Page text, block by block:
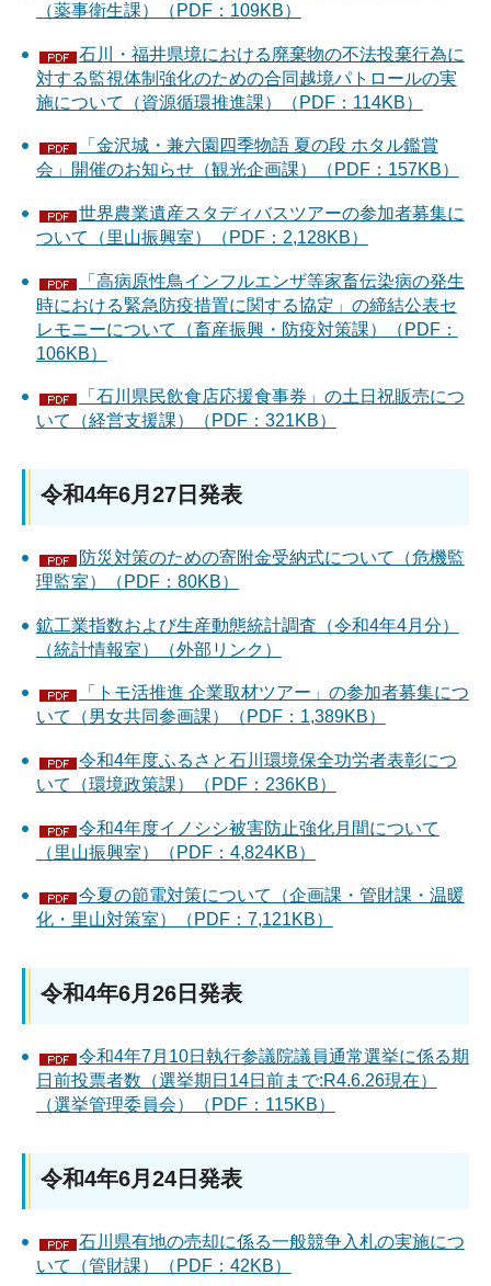
（薬事衛生課）（PDF：109KB）
石川・福井県境における廃棄物の不法投棄行為に
対する監視体制強化のための合同越境パトロールの実
施について（資源循環推進課）（PDF：114KB）
「金沢城・兼六園四季物語 夏の段 ホタル鑑賞
会」開催のお知らせ（観光企画課）（PDF：157KB）
世界農業遺産スタディバスツアーの参加者募集に
ついて（里山振興室）（PDF：2,128KB）
「高病原性鳥インフルエンザ等家畜伝染病の発生
時における緊急防疫措置に関する協定」の締結公表セ
レモニーについて（畜産振興・防疫対策課）（PDF：
106KB）
「石川県民飲食店応援食事券」の土日祝販売につ
いて（経営支援課）（PDF：321KB）
令和4年6月27日発表
防災対策のための寄附金受納式について（危機監
理監室）（PDF：80KB）
鉱工業指数および生産動態統計調査（令和4年4月分）
（統計情報室）（外部リンク）
「トモ活推進 企業取材ツアー」の参加者募集につ
いて（男女共同参画課）（PDF：1,389KB）
令和4年度ふるさと石川環境保全功労者表彰につ
いて（環境政策課）（PDF：236KB）
令和4年度イノシシ被害防止強化月間について
（里山振興室）（PDF：4,824KB）
今夏の節電対策について（企画課・管財課・温暖
化・里山対策室）（PDF：7,121KB）
令和4年6月26日発表
令和4年7月10日執行参議院議員通常選挙に係る期
日前投票者数（選挙期日14日前まで:R4.6.26現在）
（選挙管理委員会）（PDF：115KB）
令和4年6月24日発表
石川県有地の売却に係る一般競争入札の実施につ
いて（管財課）（PDF：42KB）